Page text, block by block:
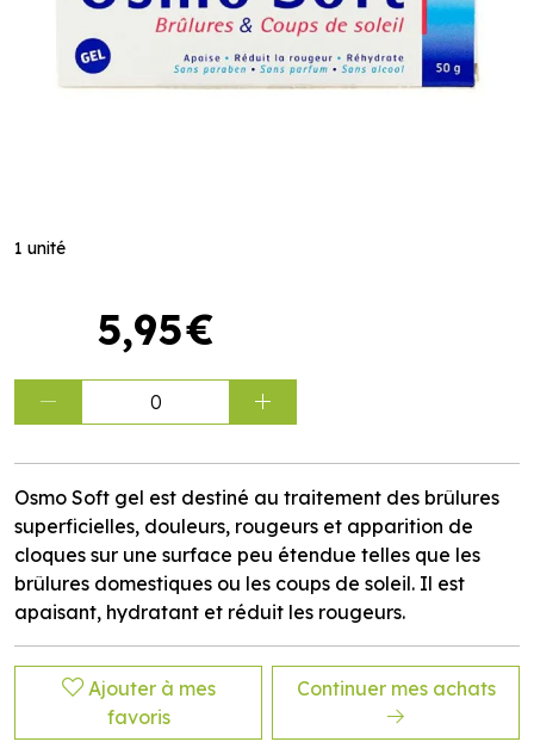
1 unité
5,95€
0
Osmo Soft gel est destiné au traitement des brûlures
superficielles, douleurs, rougeurs et apparition de
cloques sur une surface peu étendue telles que les
brûlures domestiques ou les coups de soleil. Il est
apaisant, hydratant et réduit les rougeurs.
Ajouter à mes
favoris
Continuer mes achats